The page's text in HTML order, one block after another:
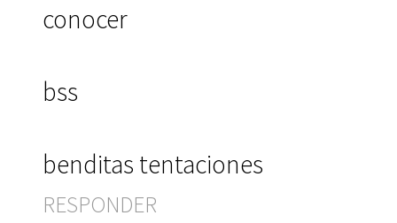
conocer
bss
benditas tentaciones
RESPONDER